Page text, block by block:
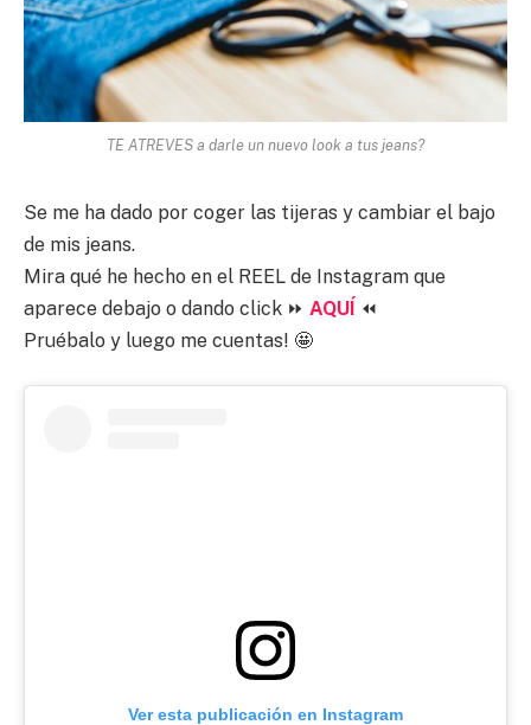
TE ATREVES a darle un nuevo look a tus jeans?
Se me ha dado por coger las tijeras y cambiar el bajo
de mis jeans.
Mira qué he hecho en el REEL de Instagram que
aparece debajo o dando click ⏩ AQUÍ ⏪
Pruébalo y luego me cuentas! 🤩
Ver esta publicación en Instagram